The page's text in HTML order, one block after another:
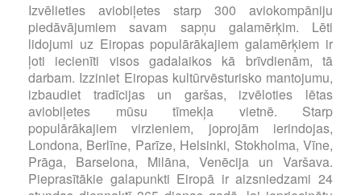
Izvēlieties aviobiļetes starp 300 aviokompāniju
piedāvājumiem savam sapņu galamērķim. Lēti
lidojumi uz Eiropas populārākajiem galamērķiem ir
ļoti iecienīti visos gadalaikos kā brīvdienām, tā
darbam. Izziniet Eiropas kultūrvēsturisko mantojumu,
izbaudiet tradīcijas un garšas, izvēloties lētas
aviobiļetes mūsu tīmekļa vietnē. Starp
populārākajiem virzieniem, joprojām ierindojas,
Londona, Berlīne, Parīze, Helsinki, Stokholma, Vīne,
Prāga, Barselona, Milāna, Venēcija un Varšava.
Pieprasītākie galapunkti Eiropā ir aizsniedzami 24